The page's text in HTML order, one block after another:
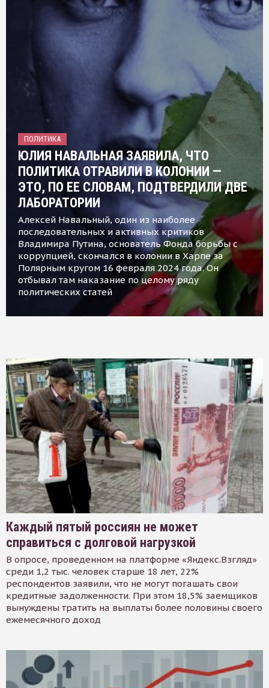
ПОЛИТИКА
ЮЛИЯ НАВАЛЬНАЯ ЗАЯВИЛА, ЧТО
ПОЛИТИКА ОТРАВИЛИ В КОЛОНИИ —
ЭТО, ПО ЕЕ СЛОВАМ, ПОДТВЕРДИЛИ ДВЕ
ЛАБОРАТОРИИ
Алексей Навальный, один из наиболее
последовательных и активных критиков
Владимира Путина, основатель Фонда борьбы с
коррупцией, скончался в колонии в Харпе за
Полярным кругом 16 февраля 2024 года. Он
отбывал там наказание по целому ряду
политических статей
Каждый пятый россиян не может
справиться с долговой нагрузкой
В опросе, проведенном на платформе «Яндекс.Взгляд»
среди 1,2 тыс. человек старше 18 лет, 22%
респондентов заявили, что не могут погашать свои
кредитные задолженности. При этом 18,5% заемщиков
вынуждены тратить на выплаты более половины своего
ежемесячного доход